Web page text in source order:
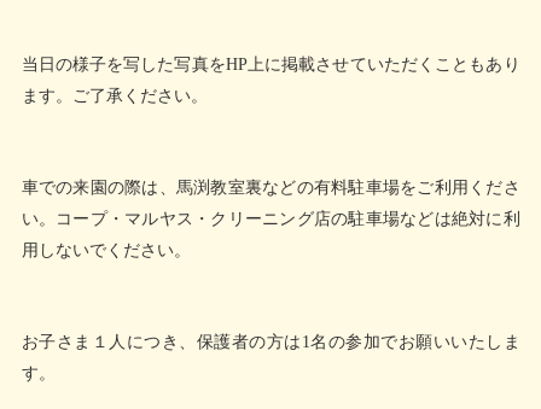
当日の様子を写した写真をHP上に掲載させていただくこともあり
ます。ご了承ください。
車での来園の際は、馬渕教室裏などの有料駐車場をご利用くださ
い。コープ・マルヤス・クリーニング店の駐車場などは絶対に利
用しないでください。
お子さま１人につき、保護者の方は1名の参加でお願いいたしま
す。